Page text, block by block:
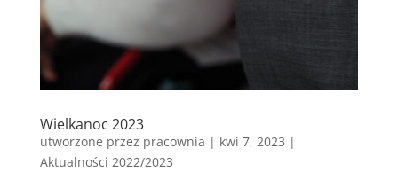
Wielkanoc 2023
utworzone przez pracownia | kwi 7, 2023 |
Aktualności 2022/2023